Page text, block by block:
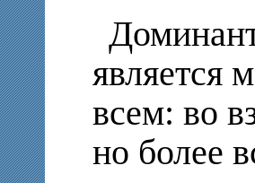
является
всем: во
но более